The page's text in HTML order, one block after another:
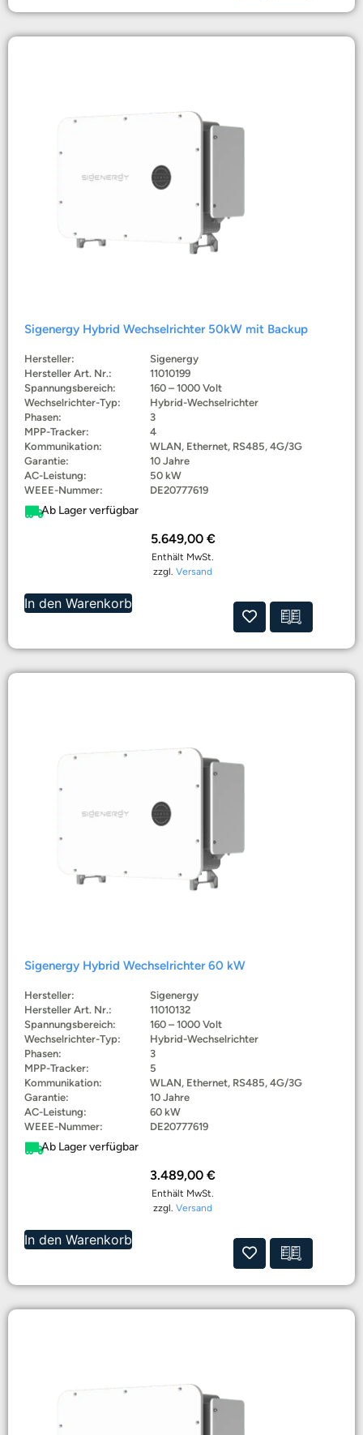
Sigenergy Hybrid Wechselrichter 50kW mit Backup
Hersteller:
Sigenergy
Hersteller Art. Nr.:
11010199
Spannungsbereich:
160 – 1000 Volt
Wechselrichter-Typ:
Hybrid-Wechselrichter
Phasen:
3
MPP-Tracker:
4
Kommunikation:
WLAN, Ethernet, RS485, 4G/3G
Garantie:
10 Jahre
AC-Leistung:
50 kW
WEEE-Nummer:
DE20777619
Ab Lager verfügbar
5.649,00 €
Enthält MwSt.
zzgl. Versand
In den Warenkorb
Sigenergy Hybrid Wechselrichter 60 kW
Hersteller:
Sigenergy
Hersteller Art. Nr.:
11010132
Spannungsbereich:
160 – 1000 Volt
Wechselrichter-Typ:
Hybrid-Wechselrichter
Phasen:
3
MPP-Tracker:
5
Kommunikation:
WLAN, Ethernet, RS485, 4G/3G
Garantie:
10 Jahre
AC-Leistung:
60 kW
WEEE-Nummer:
DE20777619
Ab Lager verfügbar
3.489,00 €
Enthält MwSt.
zzgl. Versand
In den Warenkorb